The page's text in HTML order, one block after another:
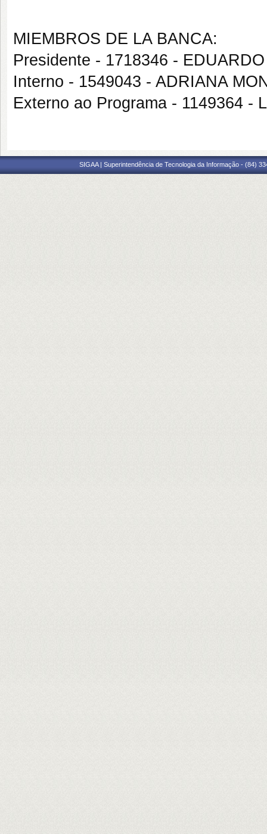
MIEMBROS DE LA BANCA:
Presidente - 1718346 -
Interno - 1549043 - ADRIANA
Externo ao Programa - 1149364 -
SIGAA | Superintendência de Tecnologia da Informação - (84)